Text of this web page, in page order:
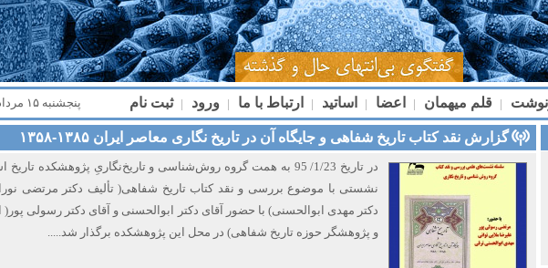
| قلم میهمان | اعضا | اساتید | ارتباط با ما | ورود | ثبت نام پنجشنبه ۱۵ مرداد ۱۴۰۵
گزارش نقد کتاب تاریخ شفاهی و جایگاه آن در تاریخ نگاری معاصر ایران ۱۳۸۵-۱۳۵۸
در تاریخ 1/23/ 95 به همت گروه روش‌شناسی و تاریخ‌نگاریِ پژوهشکده تاریخ
نشستی با موضوع بررسی و نقد کتاب تاریخ شفاهی( تألیف دکتر مرتضی
دکتر مهدی ابوالحسنی) با حضور آقای دکتر ابوالحسنی و آقای دکتر رسولی پور(
و پژوهشگر حوزه تاریخ شفاهی) در محل این پژوهشکده برگذار شد.....